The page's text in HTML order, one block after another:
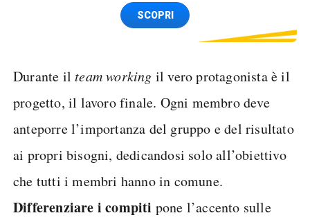
Spedizione SIM GRATISSCOPRI
Durante ilteam working il vero protagonista è il
progetto, il lavoro finale. Ogni membro deve
anteporre l’importanza del gruppo e del risultato
ai propri bisogni, dedicandosi solo all’obiettivo
che tutti i membri hanno in comune.
Differenziare i compiti pone l’accento sulle